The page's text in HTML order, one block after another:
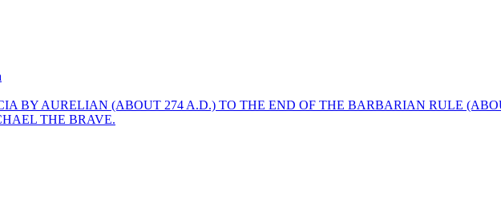
BY AURELIAN (ABOUT 274 A.D.) TO THE END OF THE BARBARIAN RULE
THE BRAVE.